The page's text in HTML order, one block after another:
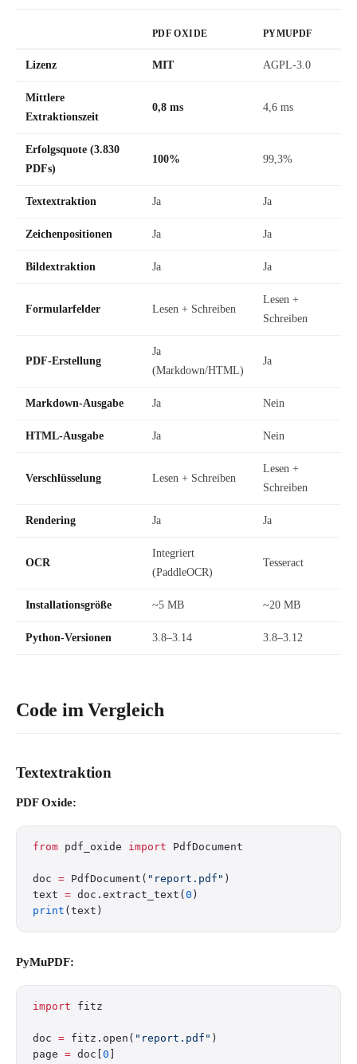
PDF OXIDE PYMUPDF
Lizenz MIT AGPL-3.0
Mittlere
Extraktionszeit
0,8 ms 4,6 ms
Erfolgsquote (3.830
PDFs)
100% 99,3%
Textextraktion Ja Ja
Zeichenpositionen Ja Ja
Bildextraktion Ja Ja
Formularfelder Lesen + Schreiben
Lesen +
Schreiben
PDF-Erstellung
Ja
(Markdown/HTML)
Ja
Markdown-Ausgabe Ja Nein
HTML-Ausgabe Ja Nein
Verschlüsselung Lesen + Schreiben
Lesen +
Schreiben
Rendering Ja Ja
OCR
Integriert
(PaddleOCR)
Tesseract
Installationsgröße ~5 MB ~20 MB
Python-Versionen 3.8–3.14 3.8–3.12
Code im Vergleich
Textextraktion
PDF Oxide:
from pdf_oxide import PdfDocument
doc = PdfDocument( "report.pdf" )
text = doc.extract_text( 0 )
print (text)
PyMuPDF:
import fitz
doc = fitz.open( "report.pdf" )
page = doc[ 0